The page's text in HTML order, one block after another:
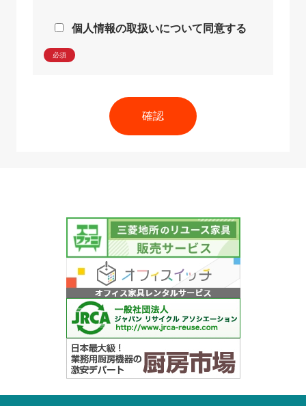
個人情報の取扱いについて同意する
必須